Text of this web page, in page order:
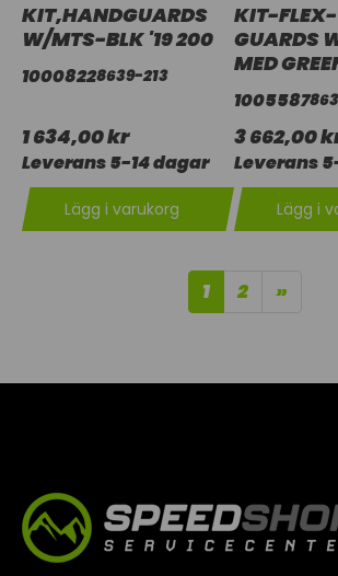
KIT,HANDGUARDS
W/MTS-BLK '19 200
10008228639-213
1 634,00 kr
Leverans 5-14 dagar
Lägg i varukorg
KIT-FLEX-
GUARDS
MED
1005587
3 662,00
Leverans
Lägg i
1 2 »